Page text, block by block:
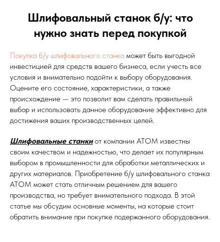
Шлифовальный станок б/у: что
нужно знать перед покупкой
Покупка б/у шлифовального станка может быть выгодной
инвестицией для средств вашего бизнеса, если учесть все
условия и внимательно подойти к выбору оборудования.
Оцените его состояние, характеристики, а также
происхождение — это позволит вам сделать правильный
выбор и использовать данное оборудование эффективно для
достижения ваших производственных целей.
Шлифовальные станкиот компании АТОМ известны
своим качеством и надежностью, что делает их популярным
выбором в промышленности для обработки металлических и
других материалов. Приобретение б/у шлифовального станка
АТОМ может стать отличным решением для вашего
производства, но требует внимательного подхода. В этой
статье мы обсудим основные моменты, на которые стоит
обратить внимание при покупке подержанного оборудования.